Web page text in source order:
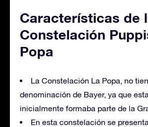
Características de
Constelación
Popa
La Constelación La Popa, no
denominación de Bayer, ya que
inicialmente formaba parte de la
En esta constelación se